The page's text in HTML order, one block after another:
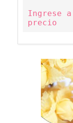
Ingrese
precio